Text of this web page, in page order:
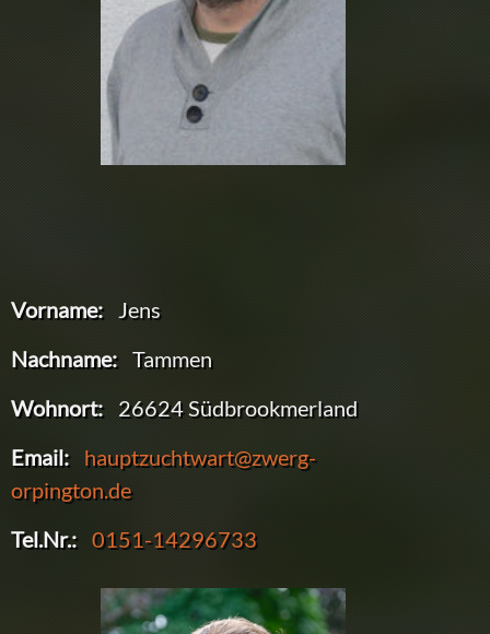
Vorname: Jens
Nachname: Tammen
Wohnort: 26624 Südbrookmerland
Email: hauptzuchtwart@zwerg-
orpington.de
Tel.Nr.: 0151-14296733